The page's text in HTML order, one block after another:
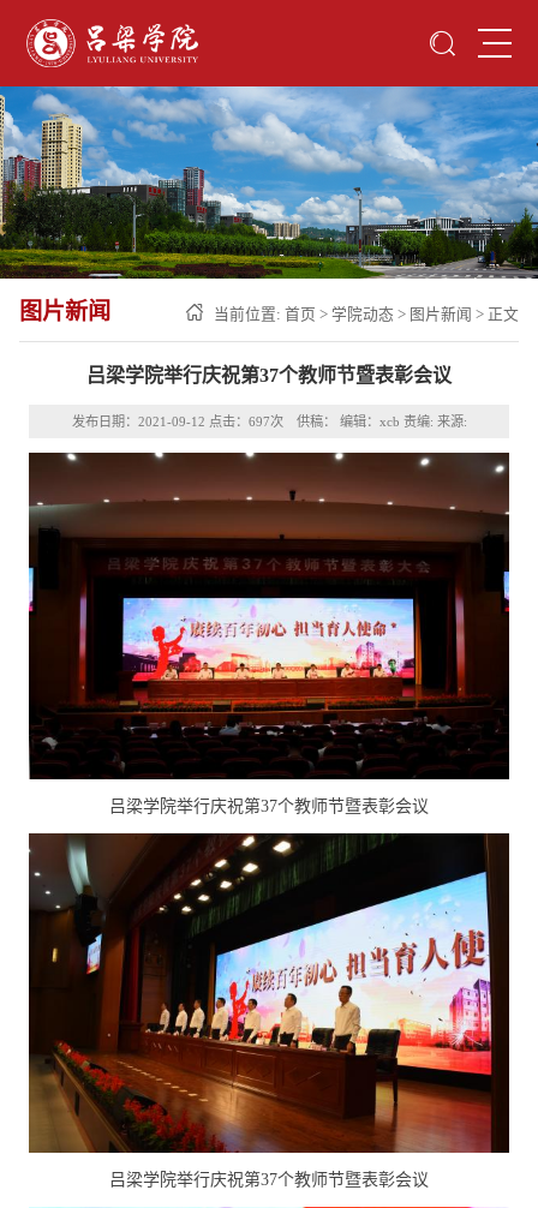
图片新闻 当前位置: 首页 > 学院动态 > 图片新闻 > 正文
吕梁学院举行庆祝第37个教师节暨表彰会议
发布日期：2021-09-12 点击： 697次 供稿： 编辑：xcb 责编: 来源:
吕梁学院举行庆祝第37个教师节暨表彰会议
吕梁学院举行庆祝第37个教师节暨表彰会议